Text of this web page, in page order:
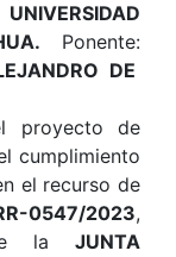
UNIVERSIDAD
. Ponente:
DE
proyecto de
cumplimiento
el recurso de
2023,
la JUNTA